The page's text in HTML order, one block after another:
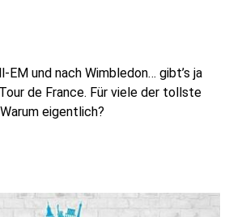
EM und nach Wimbledon… gibt’s ja
de France. Für viele der tollste
eigentlich?